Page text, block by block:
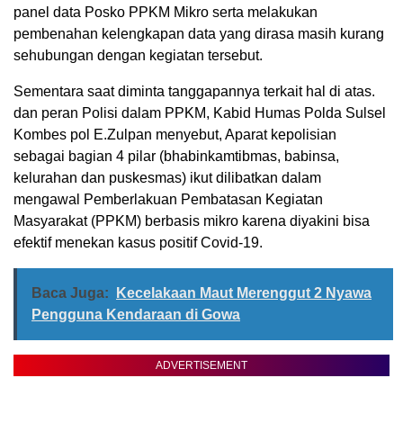
panel data Posko PPKM Mikro serta melakukan
pembenahan kelengkapan data yang dirasa masih kurang
sehubungan dengan kegiatan tersebut.
Sementara saat diminta tanggapannya terkait hal di atas.
dan peran Polisi dalam PPKM, Kabid Humas Polda Sulsel
Kombes pol E.Zulpan menyebut, Aparat kepolisian
sebagai bagian 4 pilar (bhabinkamtibmas, babinsa,
kelurahan dan puskesmas) ikut dilibatkan dalam
mengawal Pemberlakuan Pembatasan Kegiatan
Masyarakat (PPKM) berbasis mikro karena diyakini bisa
efektif menekan kasus positif Covid-19.
Baca Juga:
Kecelakaan Maut Merenggut 2 Nyawa
Pengguna Kendaraan di Gowa
ADVERTISEMENT